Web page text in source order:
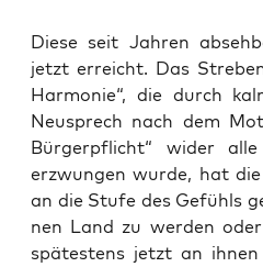
Die­se seit Jah­ren
jetzt erreicht. Das
Har­mo­nie“, die durch
Neu­sprech nach dem
Bür­ger­pflicht“ wider
erzwun­gen wur­de, hat
an die Stu­fe des Gefühls
nen Land zu wer­den
spä­tes­tens jetzt an